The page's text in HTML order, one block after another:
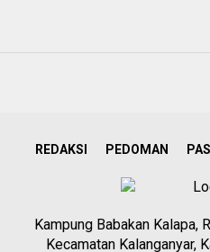
REDAKSI PEDOMAN
Kampung Babakan Kalapa,
Kecamatan Kalanganyar,